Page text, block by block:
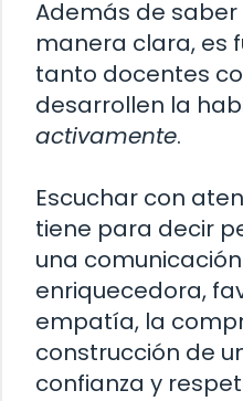
Además de
manera clara, es
tanto docentes
desarrollen la
activamente.
Escuchar con
tiene para decir
una
enriquecedora,
empatía, la
construcción de
confianza y